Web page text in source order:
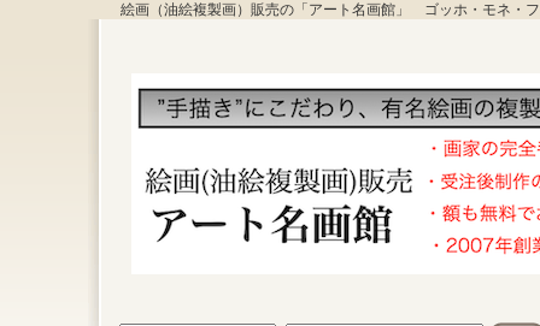
絵画（油絵複製画）販売の「アート名画館」 ゴッホ・モネ・